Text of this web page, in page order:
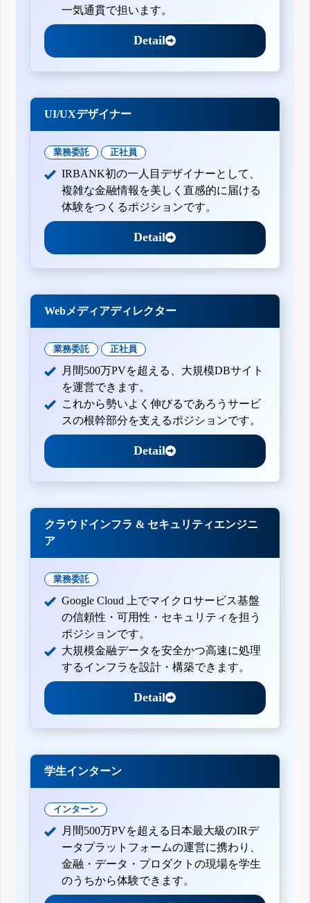
一気通貫で担います。
Detail
UI/UXデザイナー
業務委託 正社員
IRBANK初の一人目デザイナーとして、
複雑な金融情報を美しく直感的に届ける
体験をつくるポジションです。
Detail
Webメディアディレクター
業務委託 正社員
月間500万PVを超える、大規模DBサイト
を運営できます。
これから勢いよく伸びるであろうサービ
スの根幹部分を支えるポジションです。
Detail
クラウドインフラ & セキュリティエンジニ
ア
業務委託
Google Cloud 上でマイクロサービス基盤
の信頼性・可用性・セキュリティを担う
ポジションです。
大規模金融データを安全かつ高速に処理
するインフラを設計・構築できます。
Detail
学生インターン
インターン
月間500万PVを超える日本最大級のIRデ
ータプラットフォームの運営に携わり、
金融・データ・プロダクトの現場を学生
のうちから体験できます。